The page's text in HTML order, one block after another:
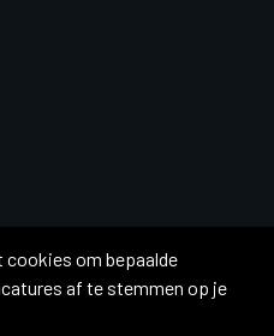
om bepaalde
af te stemmen op je